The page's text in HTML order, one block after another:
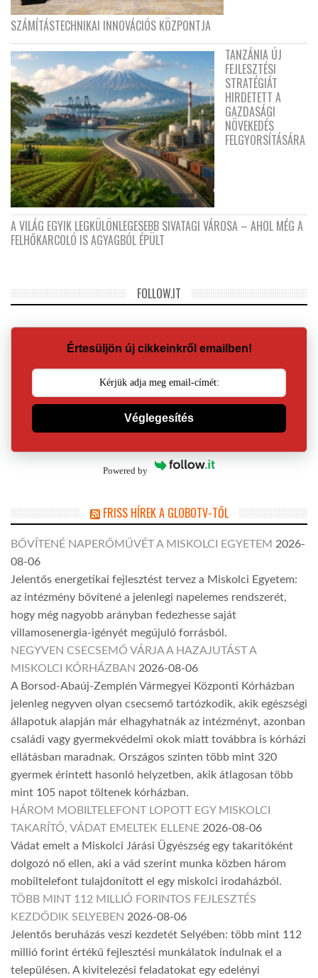
SZÁMÍTÁSTECHNIKAI INNOVÁCIÓS KÖZPONTJA
TANZÁNIA ÚJ
FEJLESZTÉSI
STRATÉGIÁT
HIRDETETT A
GAZDASÁGI
NÖVEKEDÉS
FELGYORSÍTÁSÁRA
A VILÁG EGYIK LEGKÜLÖNLEGESEBB SIVATAGI VÁROSA – AHOL MÉG A
FELHŐKARCOLÓ IS AGYAGBÓL ÉPÜLT
FOLLOW.IT
Értesüljön új cikkeinkről emailben!
Véglegesítés
Powered by
FRISS HÍREK A GLOBOTV-TŐL
BŐVÍTENÉ NAPERŐMŰVÉT A MISKOLCI EGYETEM 2026-
08-06
Jelentős energetikai fejlesztést tervez a Miskolci Egyetem:
az intézmény bővítené a jelenlegi napelemes rendszerét,
hogy még nagyobb arányban fedezhesse saját
villamosenergia-igényét megújuló forrásból.
NEGYVEN CSECSEMŐ VÁRJA A HAZAJUTÁST A
MISKOLCI KÓRHÁZBAN 2026-08-06
A Borsod-Abaúj-Zemplén Vármegyei Központi Kórházban
jelenleg negyven olyan csecsemő tartózkodik, akik egészségi
állapotuk alapján már elhagyhatnák az intézményt, azonban
családi vagy gyermekvédelmi okok miatt továbbra is kórházi
ellátásban maradnak. Országos szinten több mint 320
gyermek érintett hasonló helyzetben, akik átlagosan több
mint 105 napot töltenek kórházban.
HÁROM MOBILTELEFONT LOPOTT EGY MISKOLCI
TAKARÍTÓ, VÁDAT EMELTEK ELLENE 2026-08-06
Vádat emelt a Miskolci Járási Ügyészség egy takarítóként
dolgozó nő ellen, aki a vád szerint munka közben három
mobiltelefont tulajdonított el egy miskolci irodaházból.
TÖBB MINT 112 MILLIÓ FORINTOS FEJLESZTÉS
KEZDŐDIK SELYEBEN 2026-08-06
Jelentős beruházás veszi kezdetét Selyében: több mint 112
millió forint értékű fejlesztési munkálatok indulnak el a
településen. A kivitelezési feladatokat egy edelényi